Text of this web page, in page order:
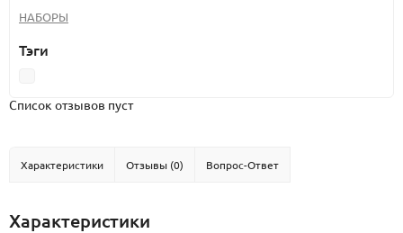
НАБОРЫ
Тэги
Список отзывов пуст
Характеристики Отзывы (0) Вопрос-Ответ
Характеристики